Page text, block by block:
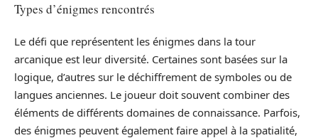
Types d’énigmes rencontrés
Le défi que représentent les énigmes dans la tour
arcanique est leur diversité. Certaines sont basées sur la
logique, d’autres sur le déchiffrement de symboles ou de
langues anciennes. Le joueur doit souvent combiner des
éléments de différents domaines de connaissance. Parfois,
des énigmes peuvent également faire appel à la spatialité,